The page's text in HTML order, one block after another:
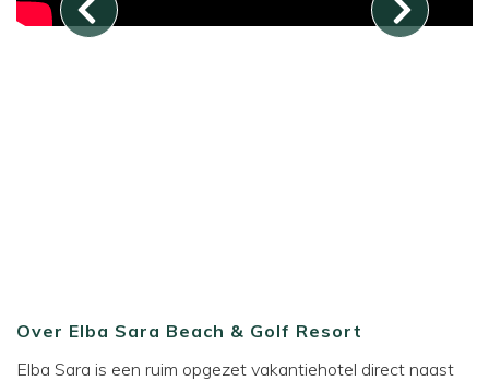
Over Elba Sara Beach & Golf Resort
Elba Sara is een ruim opgezet vakantiehotel direct naast